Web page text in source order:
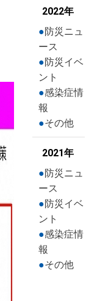
2022年
防災ニュ
ース
防災イベ
ント
感染症情
報
その他
2021年
防災ニュ
ース
防災イベ
ント
感染症情
報
その他